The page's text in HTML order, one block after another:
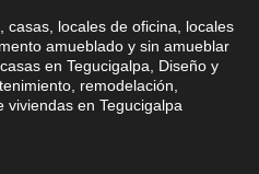
casas, locales de oficina, locales
amueblado y sin amueblar
en Tegucigalpa, Diseño y
remodelación,
viviendas en Tegucigalpa